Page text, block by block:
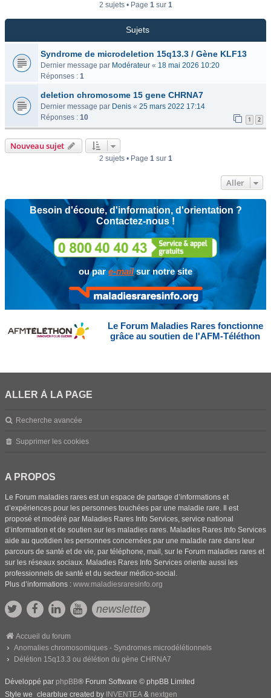
2 sujets • Page 1sur 1
Sujets
Syndrome de microdeletion 15q13.3 / Gène KLF13
Dernier message par Modérateur « 18 mai 2026 10:20
Réponses : 1
deletion chromosome 15 gene CHRNA7
Dernier message par Denis « 25 mars 2022 17:14
Réponses : 10 1 2
Nouveau sujet
2 sujets • Page 1sur 1
Aller
Besoin d'écoute, d'information, d'orientation ?
Contactez-nous !
ou pare-mailsur notre site
Le Forum Maladies Rares fonctionne
grâce au soutien de l'AFM-Téléthon
ALLER À LA PAGE
Recherche avancée
Supprimer les cookies
A PROPOS
Le Forum maladies rares est un espace de partage d’informations et
d’expériences pour les personnes touchées par une maladie rare. Il est
proposé et modéré par Maladies Rares Info Services, service national
d’information et de soutien sur les maladies rares. Maladies Rares Info Services
aide au quotidien les personnes concernées par une maladie rare dans leur
parcours de santé et de vie, par téléphone, mail, sur le Forum maladies rares et
sur les réseaux sociaux. Maladies Rares Info Services oriente aussi les
professionnels de santé et du secteur médico-social.
Plus d’informations : www.maladiesraresinfo.org
newsletter
Accueil du forum
Anomalies chromosomiques - Syndromes microdélétionnels
Délétion 15q13.3 ou délétion du gène CHRNA7
Développé par phpBB® Forum Software © phpBB Limited
Style we_clearblue created by INVENTEA & nextgen